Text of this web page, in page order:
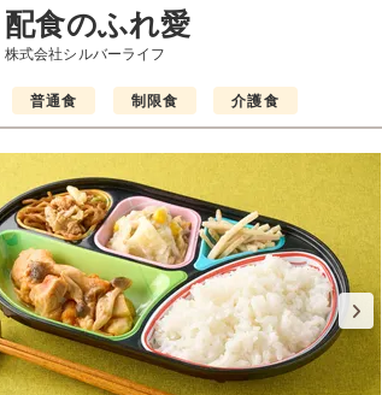
配食のふれ愛
株式会社シルバーライフ
普通食 制限食 介護食